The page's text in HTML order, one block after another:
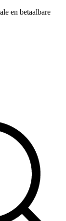
en betaalbare